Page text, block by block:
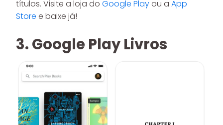
títulos. Visite a loja do Google Playou a App
Store e baixe já!
3. Google Play Livros